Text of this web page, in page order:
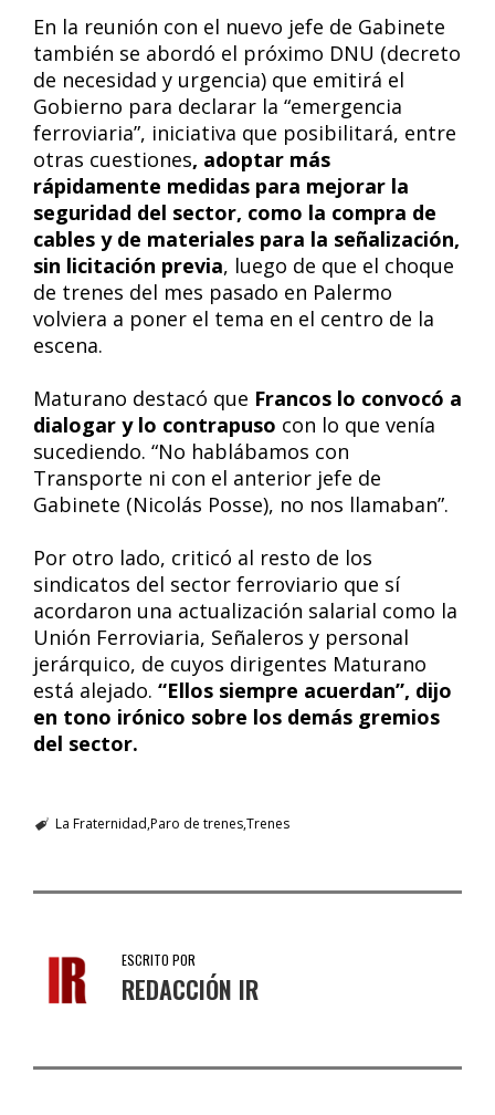
En la reunión con el nuevo jefe de Gabinete
también se abordó el próximo DNU (decreto
de necesidad y urgencia) que emitirá el
Gobierno para declarar la “emergencia
ferroviaria”, iniciativa que posibilitará, entre
otras cuestiones, adoptar más
rápidamente medidas para mejorar la
seguridad del sector, como la compra de
cables y de materiales para la señalización,
sin licitación previa, luego de que el choque
de trenes del mes pasado en Palermo
volviera a poner el tema en el centro de la
escena.
Maturano destacó que Francos lo convocó a
dialogar y lo contrapuso con lo que venía
sucediendo. “No hablábamos con
Transporte ni con el anterior jefe de
Gabinete (Nicolás Posse), no nos llamaban”.
Por otro lado, criticó al resto de los
sindicatos del sector ferroviario que sí
acordaron una actualización salarial como la
Unión Ferroviaria, Señaleros y personal
jerárquico, de cuyos dirigentes Maturano
está alejado. “Ellos siempre acuerdan”, dijo
en tono irónico sobre los demás gremios
del sector.
La Fraternidad Paro de trenesTrenes
ESCRITO POR
REDACCIÓN IR